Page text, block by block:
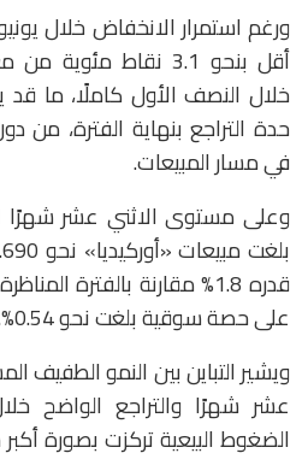
ورغم استمرار الانخفاض خلال
أقل بنحو 3.1 نقاط
خلال النصف الأول كاملًا، ما
حدة التراجع بنهاية الفترة،
في مسار المبيعات.
قدره 1.8% مقارنة بالفترة
على حصة سوقية بلغت نحو 0.54%.
ويشير التباين بين النمو
عشر شهرًا والتراجع الواضح
الضغوط البيعية تركزت بصورة